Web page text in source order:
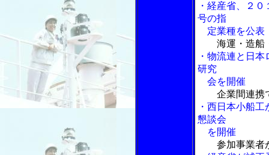
・経産省、２
号の指
定業種を公表
海運・造船
・物流連と日
研究
会を開催
企業間連携
・西日本小船
懇談会
を開催
参加事業者